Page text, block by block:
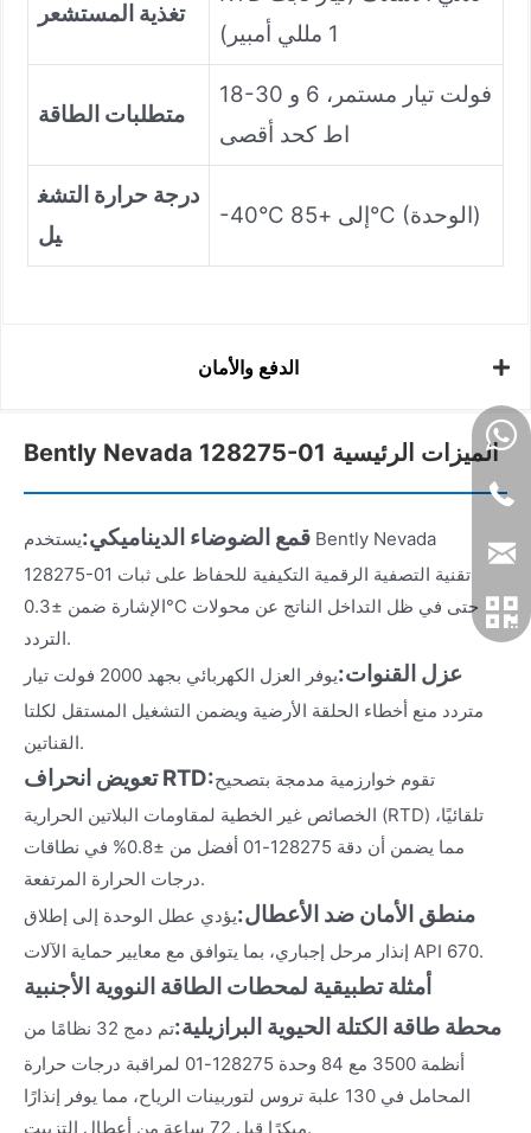
تغذية المستشعر
1 مللي أمبير)
متطلبات الطاقة
18-30 فولت تيار مستمر، 6 و
اط كحد أقصى
درجة حرارة التشغ
يل
-40°C إلى +85°C (الوحدة)
الدفع والأمان
Bently Nevada 128275-01 الميزات الرئيسية
قمع الضوضاء الديناميكي:يستخدم Bently Nevada
128275-01 تقنية التصفية الرقمية التكيفية للحفاظ على ثبات
الإشارة ضمن ±0.3°C حتى في ظل التداخل الناتج عن محولات
التردد.
عزل القنوات:
يوفر العزل الكهربائي بجهد 2000 فولت تيار
متردد منع أخطاء الحلقة الأرضية ويضمن التشغيل المستقل لكلتا
القناتين.
تعويض انحراف RTD:تقوم خوارزمية مدمجة بتصحيح
الخصائص غير الخطية لمقاومات البلاتين الحرارية (RTD) تلقائيًا،
مما يضمن أن دقة 128275-01 أفضل من ±0.8% في نطاقات
درجات الحرارة المرتفعة.
منطق الأمان ضد الأعطال:يؤدي عطل الوحدة إلى إطلاق
إنذار مرحل إجباري، بما يتوافق مع معايير حماية الآلات API 670.
أمثلة تطبيقية لمحطات الطاقة النووية الأجنبية
محطة طاقة الكتلة الحيوية البرازيلية:
تم دمج 32 نظامًا من
أنظمة 3500 مع 84 وحدة 128275-01 لمراقبة درجات حرارة
المحامل في 130 علبة تروس لتوربينات الرياح، مما يوفر إنذارًا
مبكرًا قبل 72 ساعة من أعطال التزييت.